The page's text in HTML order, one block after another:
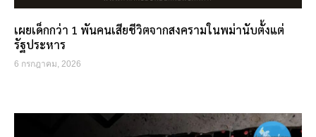
เผยเด็กกว่า 1 พันคนเสียชีวิตจากสงครามในพม่านับตั้งแต่
รัฐประหาร
6 กรกฎาคม, 2026